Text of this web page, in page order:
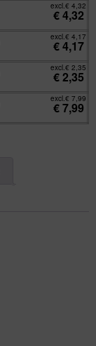
excl.€ 4,32
€4,32
excl.€ 4,17
€4,17
excl.€ 2,35
€2,35
excl.€ 7,99
€7,99